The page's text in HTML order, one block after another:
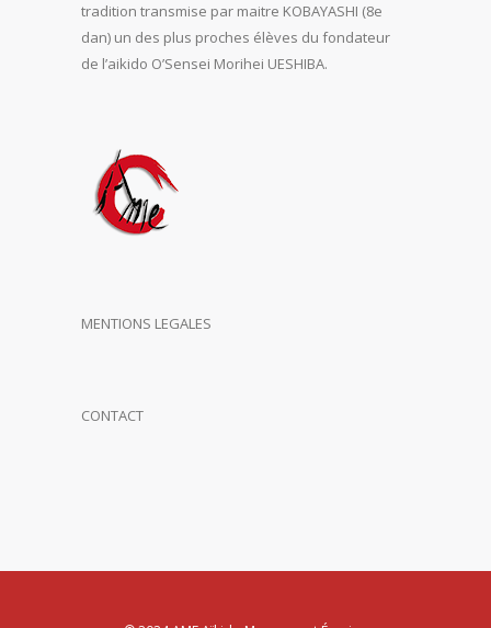
tradition transmise par maitre KOBAYASHI (8e
dan) un des plus proches élèves du fondateur
de l’aikido O’Sensei Morihei UESHIBA.
MENTIONS LEGALES
CONTACT